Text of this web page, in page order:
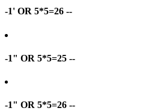
-1' OR 5*5=26 --
-1" OR 5*5=25 --
-1" OR 5*5=26 --